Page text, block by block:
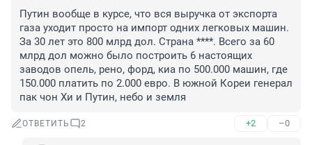
Путин вообще в курсе, что вся выручка от экспорта
газа уходит просто на импорт одних легковых машин.
За 30 лет это 800 млрд дол. Страна ****. Всего за 60
млрд дол можно было построить 6 настоящих
заводов опель, рено, форд, киа по 500.000 машин, где
150.000 платить по 2.000 евро. В южной Кореи генерал
пак чон Хи и Путин, небо и земля
ОТВЕТИТЬ 2 +2 –0